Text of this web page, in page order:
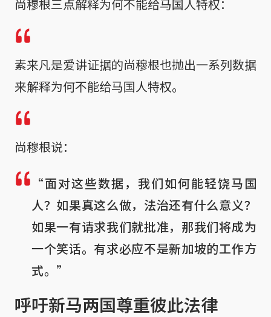
尚穆根三点解释为何不能给马国人特权：
素来凡是爱讲证据的尚穆根也抛出一系列数据
来解释为何不能给马国人特权。
尚穆根说：
“面对这些数据，我们如何能轻饶马国
人？如果真这么做，法治还有什么意义？
如果一有请求我们就批准，那我们将成为
一个笑话。有求必应不是新加坡的工作方
式。”
呼吁新马两国尊重彼此法律